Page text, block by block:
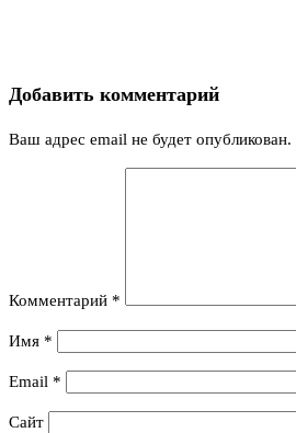
Добавить комментарий
Ваш адрес email не будет опубликован.
Комментарий *
Имя *
Email *
Сайт